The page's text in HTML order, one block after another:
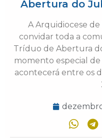
Abertura do
A Arquidiocese
convidar toda a
Tríduo de Abertura
momento especial
acontecerá entre os